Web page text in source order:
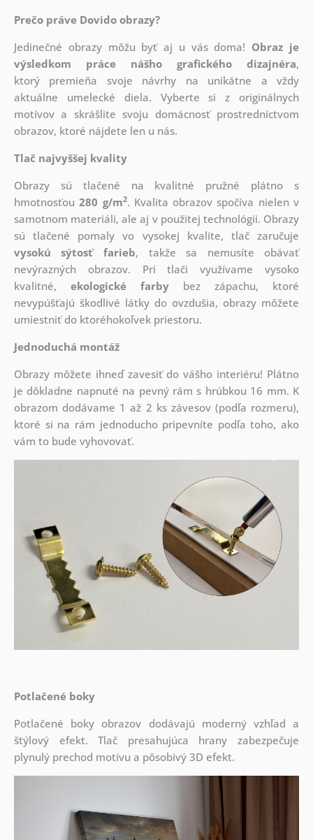
Prečo práve Dovido obrazy?
Jedinečné obrazy môžu byť aj u vás doma! Obraz je
výsledkom práce nášho grafického dizajnéra,
ktorý premieňa svoje návrhy na unikátne a vždy
aktuálne umelecké diela. Vyberte si z originálnych
motívov a skrášlite svoju domácnosť prostredníctvom
obrazov, ktoré nájdete len u nás.
Tlač najvyššej kvality
Obrazy sú tlačené na kvalitné pružné plátno s
hmotnosťou280 g/m2. Kvalita obrazov spočíva nielen v
samotnom materiáli, ale aj v použitej technológii. Obrazy
sú tlačené pomaly vo vysokej kvalite, tlač zaručuje
vysokú sýtosť farieb, takže sa nemusíte obávať
nevýrazných obrazov. Pri tlači využívame vysoko
kvalitné, ekologické farby bez zápachu, ktoré
nevypúšťajú škodlivé látky do ovzdušia, obrazy môžete
umiestniť do ktoréhokoľvek priestoru.
Jednoduchá montáž
Obrazy môžete ihneď zavesiť do vášho interiéru! Plátno
je dôkladne napnuté na pevný rám s hrúbkou 16 mm. K
obrazom dodávame 1 až 2 ks závesov (podľa rozmeru),
ktoré si na rám jednoducho pripevníte podľa toho, ako
vám to bude vyhovovať.
Potlačené boky
Potlačené boky obrazov dodávajú moderný vzhľad a
štýlový efekt. Tlač presahujúca hrany zabezpečuje
plynulý prechod motívu a pôsobivý 3D efekt.